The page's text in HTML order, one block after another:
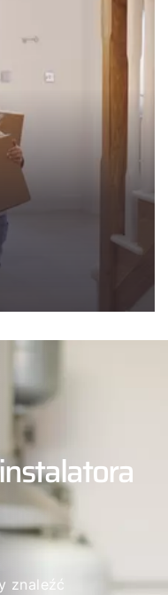
znaleźć